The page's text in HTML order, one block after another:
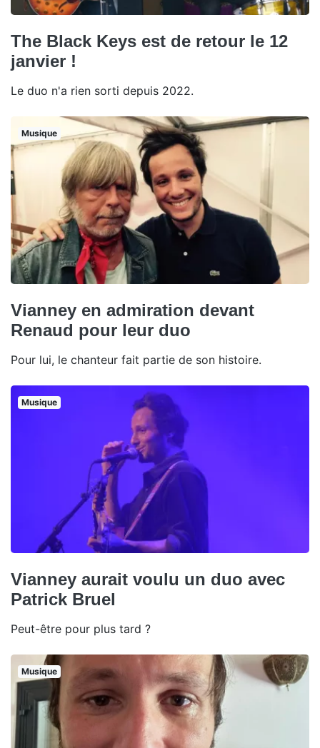
The Black Keys est de retour le 12
janvier !
Le duo n'a rien sorti depuis 2022.
Musique
Vianney en admiration devant
Renaud pour leur duo
Pour lui, le chanteur fait partie de son histoire.
Musique
Vianney aurait voulu un duo avec
Patrick Bruel
Peut-être pour plus tard ?
Musique